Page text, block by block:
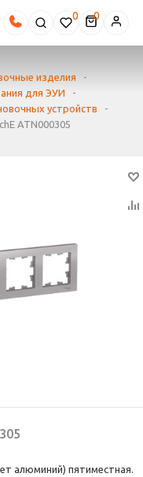
0
изделия
-
для ЭУИ
-
устройств
-
ATN000305
алюминий) пятиместная.